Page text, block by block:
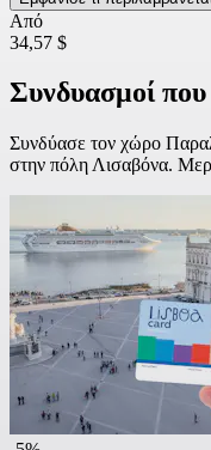
Από
34,57 $
Συνδυασμοί
Συνδύασε τον χώρο
στην πόλη Λισαβόνα.